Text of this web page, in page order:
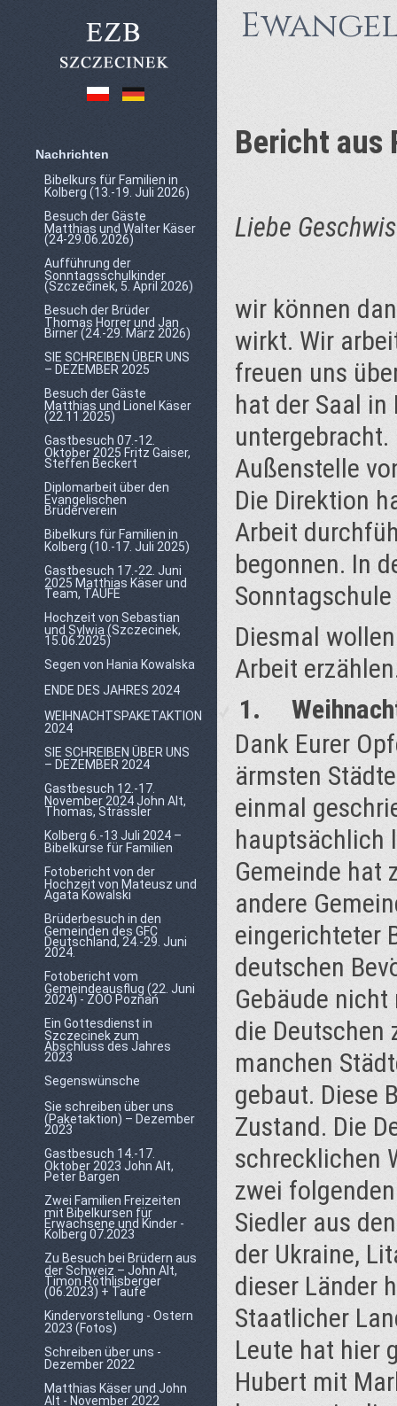
Nachrichten
Bibelkurs für Familien in
Kolberg (13.-19. Juli 2026)
Besuch der Gäste
Matthias und Walter Käser
(24-29.06.2026)
Aufführung der
Sonntagsschulkinder
(Szczecinek, 5. April 2026)
Besuch der Brüder
Thomas Horrer und Jan
Birner (24.-29. März 2026)
SIE SCHREIBEN ÜBER UNS
– DEZEMBER 2025
Besuch der Gäste
Matthias und Lionel Käser
(22.11.2025)
Gastbesuch 07.-12.
Oktober 2025 Fritz Gaiser,
Steffen Beckert
Diplomarbeit über den
Evangelischen
Brüderverein
Bibelkurs für Familien in
Kolberg (10.-17. Juli 2025)
Gastbesuch 17.-22. Juni
2025 Matthias Käser und
Team, TAUFE
Hochzeit von Sebastian
und Sylwia (Szczecinek,
15.06.2025)
Segen von Hania Kowalska
ENDE DES JAHRES 2024
WEIHNACHTSPAKETAKTION
2024
SIE SCHREIBEN ÜBER UNS
– DEZEMBER 2024
Gastbesuch 12.-17.
November 2024 John Alt,
Thomas, Strässler
Kolberg 6.-13 Juli 2024 –
Bibelkurse für Familien
Fotobericht von der
Hochzeit von Mateusz und
Agata Kowalski
Brüderbesuch in den
Gemeinden des GFC
Deutschland, 24.-29. Juni
2024.
Fotobericht vom
Gemeindeausflug (22. Juni
2024) - ZOO Poznań
Ein Gottesdienst in
Szczecinek zum
Abschluss des Jahres
2023
Segenswünsche
Sie schreiben über uns
(Paketaktion) – Dezember
2023
Gastbesuch 14.-17.
Oktober 2023 John Alt,
Peter Bargen
Zwei Familien Freizeiten
mit Bibelkursen für
Erwachsene und Kinder -
Kolberg 07.2023
Zu Besuch bei Brüdern aus
der Schweiz – John Alt,
Timon Röthlisberger
(06.2023) + Taufe
Kindervorstellung - Ostern
2023 (Fotos)
Schreiben über uns -
Dezember 2022
Matthias Käser und John
Alt - November 2022
Bericht aus
Liebe
wir können
wirkt. Wir
freuen uns
hat der Saal in
untergebracht.
Außenstelle
Die Direktion
Arbeit
begonnen. In
Diesmal
Arbeit
1.
Dank Eurer
ärmsten
einmal
hauptsächlich
Gemeinde hat
andere
eingerichteter
deutschen
Gebäude
die Deutschen
manchen
gebaut. Diese
Zustand. Die
schrecklichen
zwei
Siedler aus
der Ukraine,
dieser Länder
Staatlicher
Leute hat hier
Hubert mit